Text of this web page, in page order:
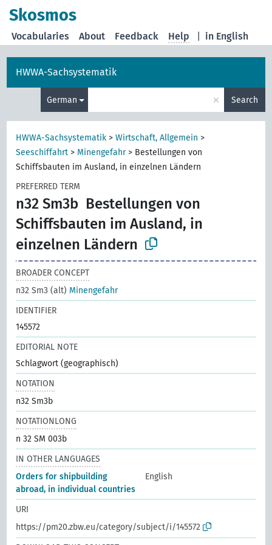
Skosmos
in English
Vocabularies About Feedback Help
HWWA-Sachsystematik
German × Search
HWWA-Sachsystematik >Wirtschaft, Allgemein >
Seeschiffahrt > Minengefahr> Bestellungen von
Schiffsbauten im Ausland, in einzelnen Ländern
PREFERRED TERM
n32 Sm3b Bestellungen von
Schiffsbauten im Ausland, in
einzelnen Ländern
BROADER CONCEPT
n32 Sm3 (alt) Minengefahr
IDENTIFIER
145572
EDITORIAL NOTE
Schlagwort (geographisch)
NOTATION
n32 Sm3b
NOTATIONLONG
n 32 SM 003b
IN OTHER LANGUAGES
Orders for shipbuilding
abroad, in individual countries
English
URI
https://pm20.zbw.eu/category/subject/i/145572